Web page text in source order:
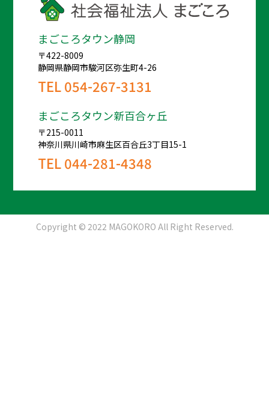
まごころタウン静岡
〒422-8009
静岡県静岡市駿河区弥生町4-26
TEL054-267-3131
まごころタウン新百合ヶ丘
〒215-0011
神奈川県川崎市麻生区百合丘3丁目15-1
TEL044-281-4348
Copyright © 2022 MAGOKORO All Right Reserved.